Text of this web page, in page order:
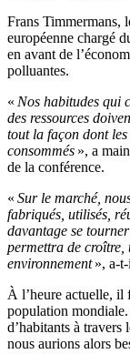
Frans Timmermans,
européenne chargé
en avant de
polluantes.
« Nos habitudes qui
des ressources
tout la façon dont
consommés », a
de la conférence.
« Sur le marché,
fabriqués, utilisés,
davantage se
permettra de croître,
environnement», a-t-
À l’heure actuelle, il
population
d’habitants à
nous aurions alors